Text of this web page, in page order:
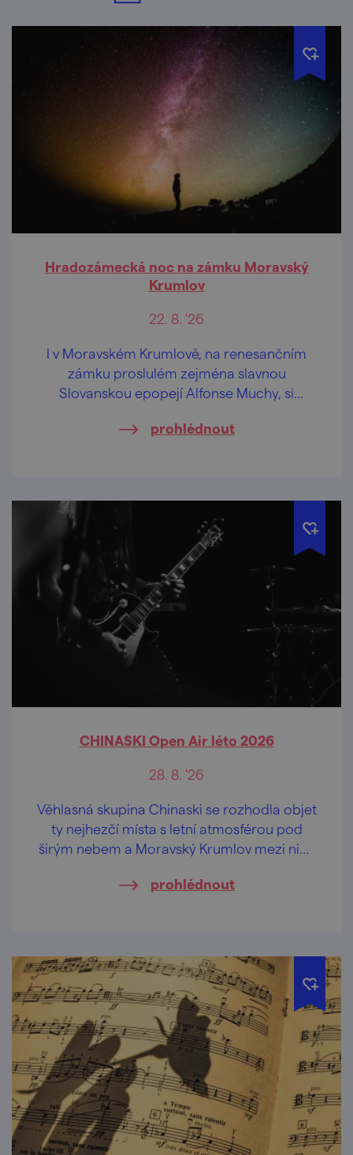
Hradozámecká noc na zámku Moravský
Krumlov
22. 8. '26
I v Moravském Krumlově, na renesančním
zámku proslulém zejména slavnou
Slovanskou epopejí Alfonse Muchy, si
památkových objektů po celé republice až
prohlédnout
CHINASKI Open Air léto 2026
28. 8. '26
Věhlasná skupina Chinaski se rozhodla objet
ty nejhezčí místa s letní atmosférou pod
širým nebem a Moravský Krumlov mezi nimi
prohlédnout